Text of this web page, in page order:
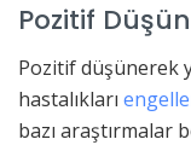
Pozitif Düşün
Pozitif düşünerek
hastalıkları
bazı araştırmalar